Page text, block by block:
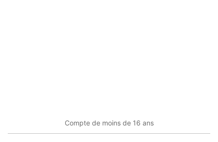
Compte de moins de 16 ans